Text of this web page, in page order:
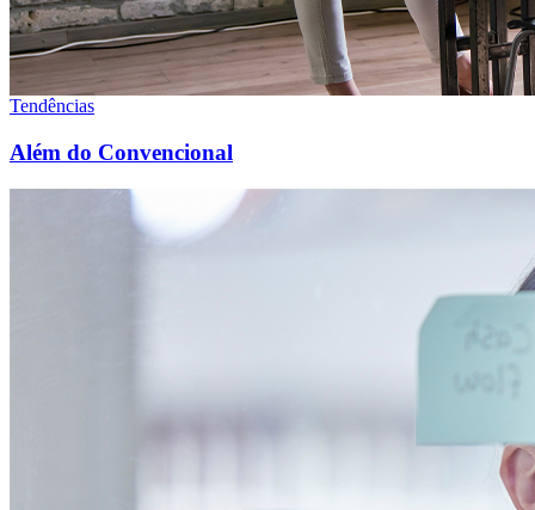
Tendências
Além do Convencional